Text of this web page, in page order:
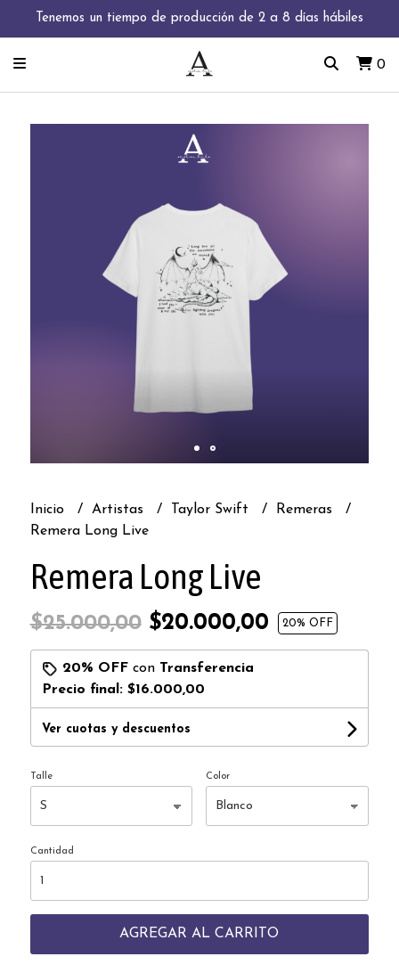
Tenemos un tiempo de producción de 2 a 8 días hábiles
0
Inicio Artistas Taylor Swift
Remeras
Remera Long Live
Remera Long Live
$25.000,00$20.000,00 20% OFF
20% OFFcon Transferencia
Precio final: $16.000,00
Ver cuotas y descuentos
Talle Color
Cantidad
AGREGAR AL CARRITO